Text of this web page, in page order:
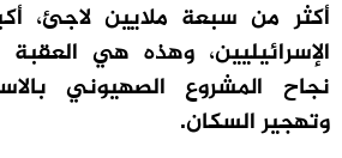
أكثر من سبعة ملايين لاجئ،
الإسرائيليين، وهذه هي
نجاح المشروع الصهيوني
وتهجير السكان.